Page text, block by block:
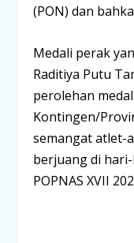
(PON) dan
Medali perak
Raditiya Putu
perolehan
Kontingen/
semangat atlet-
berjuang di
POPNAS XVII